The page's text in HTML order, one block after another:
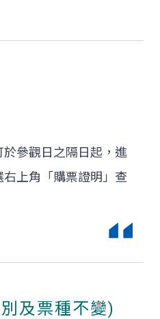
參觀日之隔日起，進
右上角「購票證明」查
及票種不變)